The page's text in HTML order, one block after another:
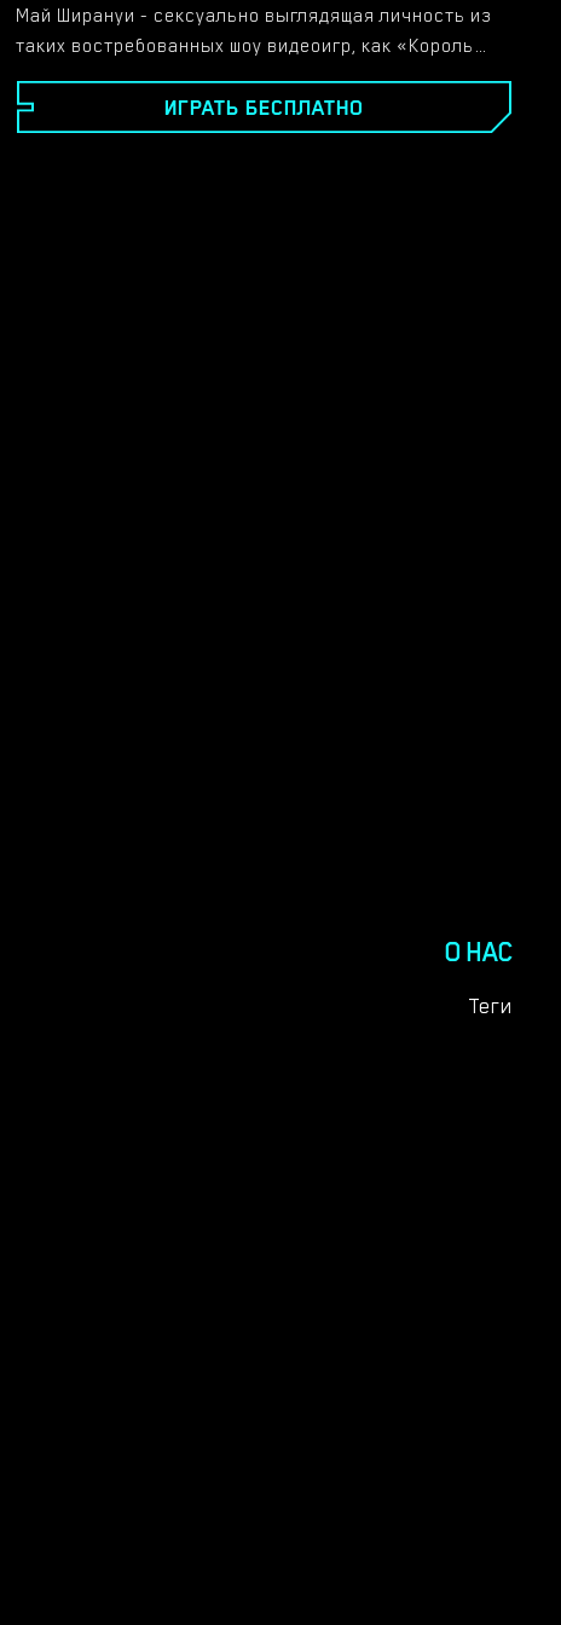
Май Ширануи - сексуально выглядящая личность из
таких востребованных шоу видеоигр, как «Король
бойцов» и «Смертельный фуй» - несомненно, нимфа
многих талантов... наряду с двумя из своих самых
сильных способностей она готова
ИГРАТЬ БЕСПЛАТНО
О НАС
Теги